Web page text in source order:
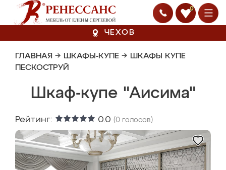
0
ЧЕХОВ
ГЛАВНАЯ → ШКАФЫ-КУПЕ → ШКАФЫ КУПЕ
ПЕСКОСТРУЙ
Шкаф-купе "Аисима"
Рейтинг: 0.0 (0 голосов)